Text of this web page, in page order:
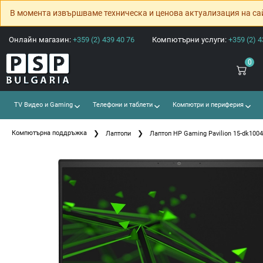
В момента извършваме техническа и ценова актуализация на
Онлайн магазин: +359 (2) 439 40 76 Компютърни услуги: +359 (2)
0
TV Видео и Gaming Телефони и таблети Компютри и периферия
Компютърна поддръжка Лаптопи Лаптоп HP Gaming Pavilion 15-